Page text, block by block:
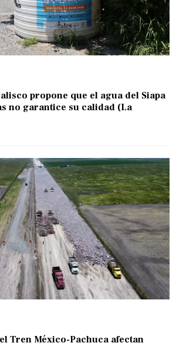
propone que el agua del Siapa
no garantice su calidad (La
Tren México-Pachuca afectan